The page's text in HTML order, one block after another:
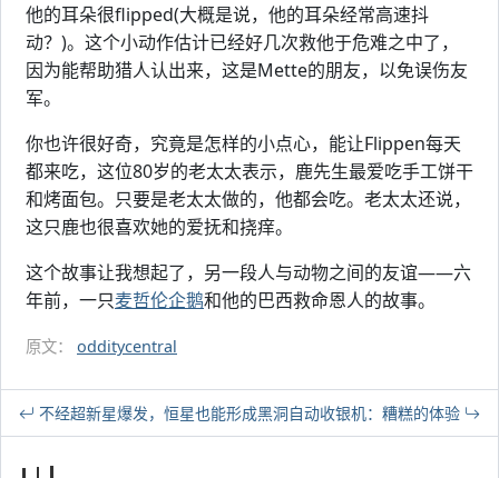
他的耳朵很flipped(大概是说，他的耳朵经常高速抖
动？)。这个小动作估计已经好几次救他于危难之中了，
因为能帮助猎人认出来，这是Mette的朋友，以免误伤友
军。
你也许很好奇，究竟是怎样的小点心，能让Flippen每天
都来吃，这位80岁的老太太表示，鹿先生最爱吃手工饼干
和烤面包。只要是老太太做的，他都会吃。老太太还说，
这只鹿也很喜欢她的爱抚和挠痒。
这个故事让我想起了，另一段人与动物之间的友谊——六
年前，一只麦哲伦企鹅和他的巴西救命恩人的故事。
原文： odditycentral
不经超新星爆发，恒星也能形成黑洞自动收银机：糟糕的体验